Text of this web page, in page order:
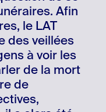
Afin
le LAT
des veillées
à voir les
de la mort
de